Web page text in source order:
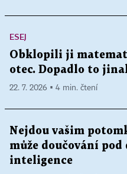
ESEJ
Obklopili ji
otec. Dopadlo to
22. 7. 2026 ▪ 4 min. čtení
Nejdou vašim
může doučování pod
inteligence